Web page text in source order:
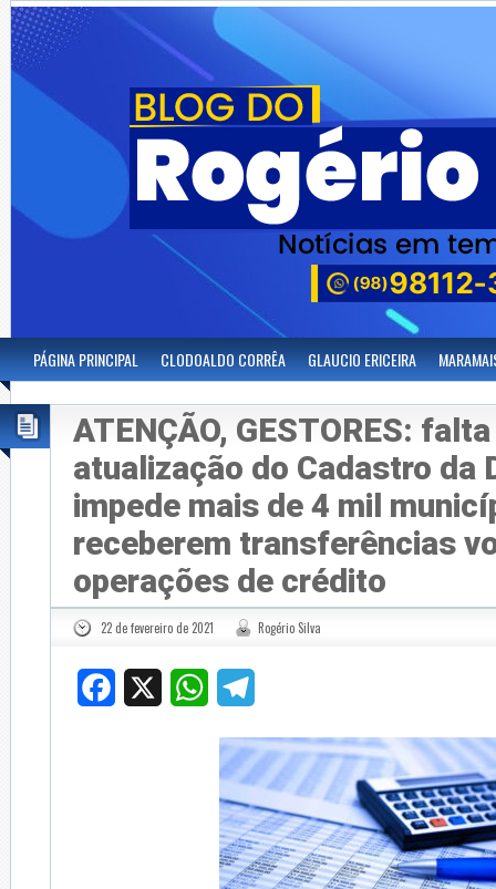
PÁGINA PRINCIPAL CLODOALDO CORRÊA GLAUCIO ERICEIRA
ATENÇÃO, GESTORES:
atualização do Cadastro da
impede mais de 4 mil
receberem transferências
operações de crédito
22 de fevereiro de 2021 Rogério Silva
Facebook WhatsApp